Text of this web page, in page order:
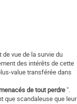
vue de la survie du
des intérêts de cette
value transférée dans
de tout perdre".
que scandaleuse que leur